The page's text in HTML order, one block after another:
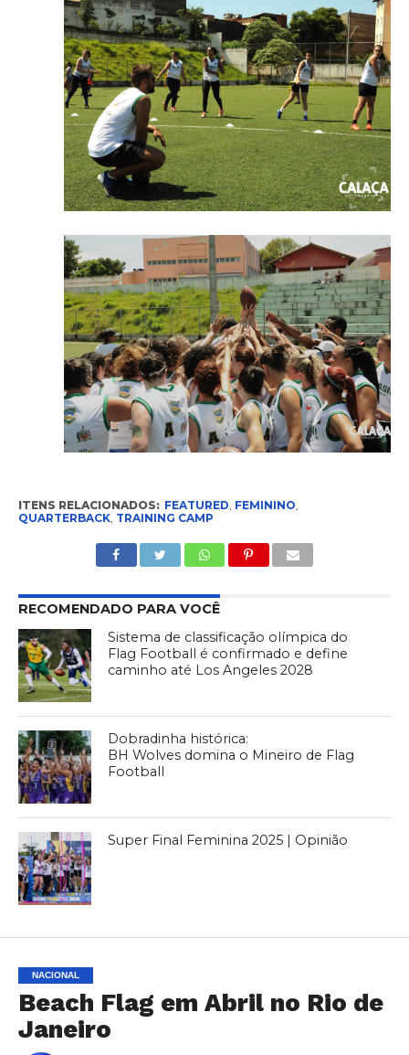
ITENS RELACIONADOS: FEATURED, FEMININO,
QUARTERBACK, TRAINING CAMP
RECOMENDADO PARA VOCÊ
Sistema de classificação olímpica do
Flag Football é confirmado e define
caminho até Los Angeles 2028
Dobradinha histórica:
BH Wolves domina o Mineiro de Flag
Football
Super Final Feminina 2025 | Opinião
NACIONAL
Beach Flag em Abril no Rio de
Janeiro